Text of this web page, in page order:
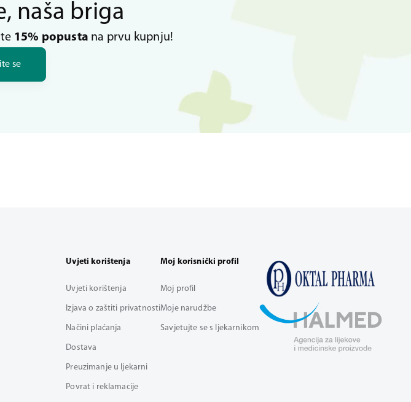
naša briga
15% popusta na prvu kupnju!
se
Uvjeti korištenja
Uvjeti korištenja
Izjava o zaštiti privatnosti
Načini plaćanja
Dostava
Preuzimanje u ljekarni
Povrat i reklamacije
Moj korisnički profil
Moj profil
Moje narudžbe
Savjetujte se s ljekarnikom